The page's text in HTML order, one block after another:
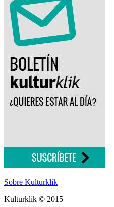
Sobre Kulturklik
Kulturklik © 2015